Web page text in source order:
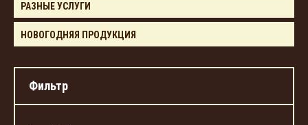
РАЗНЫЕ УСЛУГИ
НОВОГОДНЯЯ ПРОДУКЦИЯ
Фильтр